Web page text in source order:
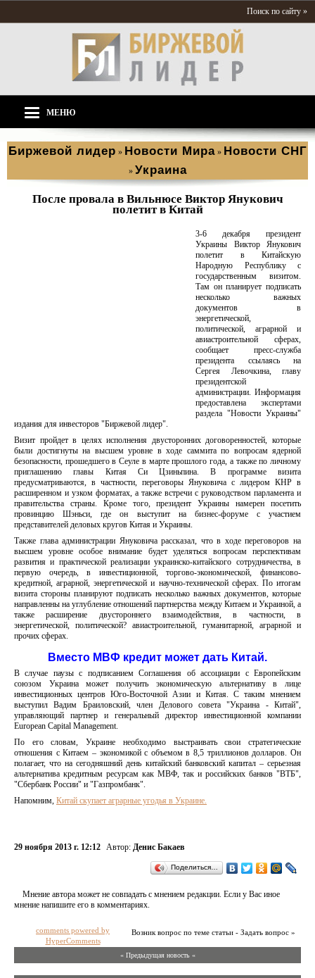
Поиск по сайту »
МЕНЮ
Биржевой лидер » Новости Мира » Новости СНГ
» Украина
После провала в Вильнюсе Виктор Янукович
полетит в Китай
3-6 декабря президент
Украины Виктор Янукович
полетит в Китайскую
Народную Республику с
государственным визитом.
Там он планирует подписать
несколько важных
документов в
энергетической,
политической, аграрной и
авиастроительной сферах,
сообщает пресс-служба
президента ссылаясь на
Сергея Левочкина, главу
президентской
администрации. Информация
предоставлена экспертами
раздела "Новости Украины"
издания для инвесторов "Биржевой лидер".
Визит пройдет в целях исполнения двусторонних договоренностей, которые
были достигнуты на высшем уровне в ходе саммита по вопросам ядерной
безопасности, прошедшего в Сеуле в марте прошлого года, а также по личному
приглашению главы Китая Си Цзиньпина. В программе визита
предусматриваются, в частности, переговоры Януковича с лидером КНР в
расширенном и узком форматах, а также встречи с руководством парламента и
правительства страны. Кроме того, президент Украины намерен посетить
провинцию Шэньси, где он выступит на бизнес-форуме с участием
представителей деловых кругов Китая и Украины.
Также глава администрации Януковича рассказал, что в ходе переговоров на
высшем уровне особое внимание будет уделяться вопросам перспективам
развития и практической реализации украинско-китайского сотрудничества, в
первую очередь, в инвестиционной, торгово-экономической, финансово-
кредитной, аграрной, энергетической и научно-технической сферах. По итогам
визита стороны планируют подписать несколько важных документов, которые
направленны на углубление отношений партнерства между Китаем и Украиной, а
также расширение двустороннего взаимодействия, в частности, в
энергетической, политической? авиастроительной, гуманитарной, аграрной и
прочих сферах.
Вместо МВФ кредит может дать Китай.
В случае паузы с подписанием Соглашения об ассоциации с Европейским
союзом Украина может получить экономическую альтернативу в лице
инвестиционных центров Юго-Восточной Азии и Китая. С таким мнением
выступил Вадим Браиловский, член Делового совета "Украина - Китай",
управляющий партнер и генеральный директор инвестиционной компании
European Capital Management.
По его словам, Украине необходимо выстраивать свои стратегические
отношения с Китаем – экономикой с объемом в 8,5 триллионов долларов. Он
полагает, что на сегодняшний день китайский банковский капитал – серьезная
альтернатива кредитным ресурсам как МВФ, так и российских банков "ВТБ",
"Сбербанк России" и "Газпромбанк".
Напомним, Китай скупает аграрные угодья в Украине.
29 ноября 2013 г. 12:12 Автор: Денис Бакаев
Поделиться…
Мнение автора может не совпадать с мнением редакции. Если у Вас иное
мнение напишите его в комментариях.
Возник вопрос по теме статьи - Задать вопрос »
comments powered by
HyperComments
« Предыдущая новость «